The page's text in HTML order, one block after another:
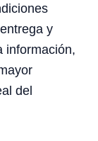
y
información,
del